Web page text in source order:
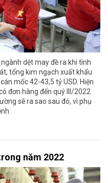
dệt may đề ra khi tình
tổng kim ngạch xuất khẩu
mốc 42-43,5 tỷ USD. Hiện
đơn hàng đến quý III/2022
sẽ ra sao sau đó, vì phụ
năm 2022